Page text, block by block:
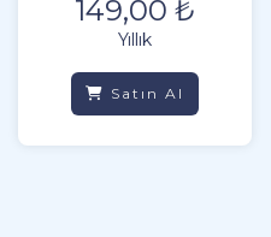
149,00 ₺
Yıllık
Satın Al